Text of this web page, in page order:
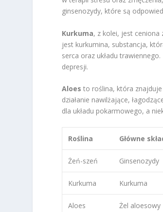
ginsenozydy, które są
Kurkuma, z kolei, jest ceniona
jest kurkumina, substancja,
serca oraz układu
depresji.
Aloes to roślina, która
działanie nawilżające,
dla układu pokarmowego, a
Roślina Główne
Żeń-szeń Ginsenozydy
Kurkuma Kurkuma
Aloes Żel aloesowy